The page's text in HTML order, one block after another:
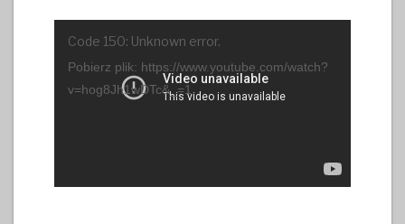
Code 150: Unknown error.
Pobierz plik: https://www.youtube.com/watch?
v=hog8Jh1wDTc&_=1